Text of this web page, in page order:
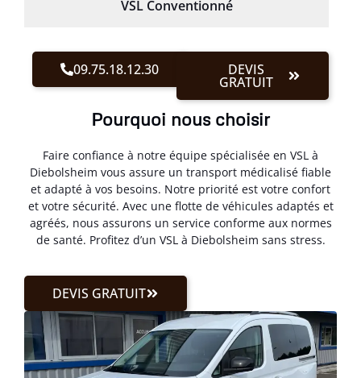
VSL Conventionné
09.75.18.12.30 DEVIS
GRATUIT
Pourquoi nous choisir
Faire confiance à notre équipe spécialisée en VSL à
Diebolsheim vous assure un transport médicalisé fiable
et adapté à vos besoins. Notre priorité est votre confort
et votre sécurité. Avec une flotte de véhicules adaptés et
agréés, nous assurons un service conforme aux normes
de santé. Profitez d’un VSL à Diebolsheim sans stress.
DEVIS GRATUIT